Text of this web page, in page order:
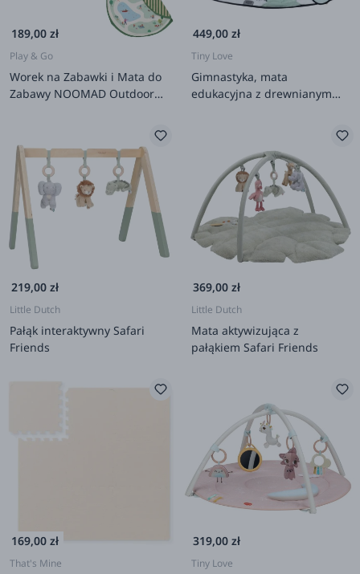
189,00 zł
Play & Go
Worek na Zabawki i Mata do
Zabawy NOOMAD Outdoor
449,00 zł
Tiny Love
Gimnastyka, mata
edukacyjna z drewnianym
219,00 zł
Little Dutch
Pałąk interaktywny Safari
Friends
369,00 zł
Little Dutch
Mata aktywizująca z
pałąkiem Safari Friends
169,00 zł
That's Mine
319,00 zł
Tiny Love